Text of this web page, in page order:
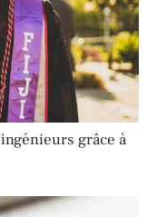
grâce à